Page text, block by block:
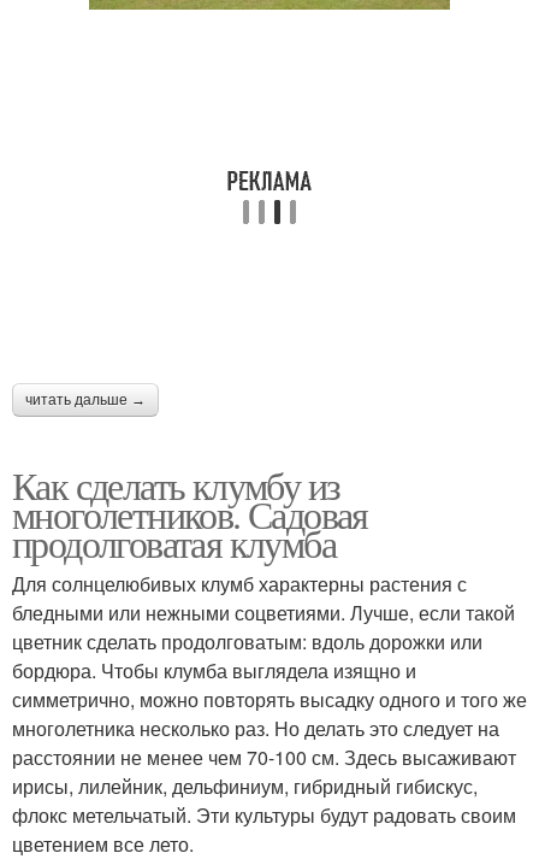
читать дальше →
Как сделать клумбу из
многолетников. Садовая
продолговатая клумба
Для солнцелюбивых клумб характерны растения с
бледными или нежными соцветиями. Лучше, если такой
цветник сделать продолговатым: вдоль дорожки или
бордюра. Чтобы клумба выглядела изящно и
симметрично, можно повторять высадку одного и того же
многолетника несколько раз. Но делать это следует на
расстоянии не менее чем 70-100 см. Здесь высаживают
ирисы, лилейник, дельфиниум, гибридный гибискус,
флокс метельчатый. Эти культуры будут радовать своим
цветением все лето.